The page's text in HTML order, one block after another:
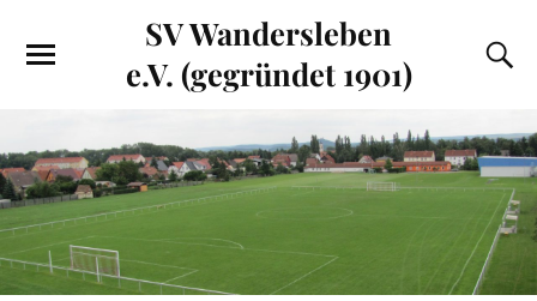
SV Wandersleben
e.V. (gegründet 1901)